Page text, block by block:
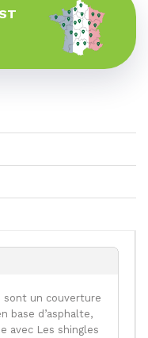
sont un couverture
base d’asphalte,
avec Les shingles